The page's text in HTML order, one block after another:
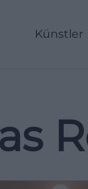
Künstler